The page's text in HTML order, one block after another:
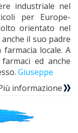
industriale nel
per Europe-
orientato nel
il suo padre
locale. A
ed anche
Giuseppe
informazione